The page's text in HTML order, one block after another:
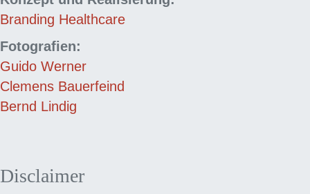
Branding Healthcare
Fotografien:
Guido Werner
Clemens Bauerfeind
Bernd Lindig
Disclaimer